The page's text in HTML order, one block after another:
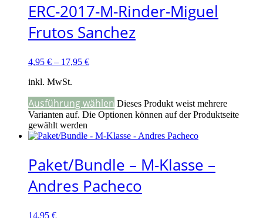
ERC-2017-M-Rinder-Miguel
Frutos Sanchez
4,95 € – 17,95 €
inkl. MwSt.
Ausführung wählen Dieses Produkt weist mehrere
Varianten auf. Die Optionen können auf der Produktseite
gewählt werden
Paket/Bundle – M-Klasse –
Andres Pacheco
14,95 €